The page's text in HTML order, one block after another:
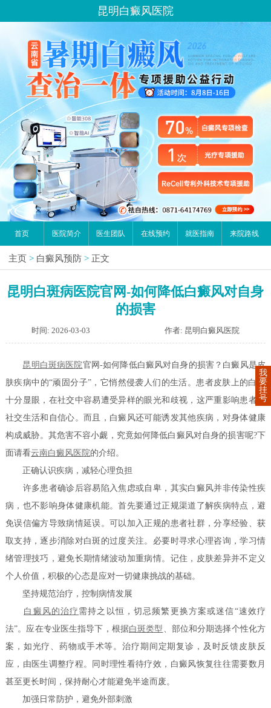
昆明白癜风医院
首页 医院简介 医生团队 在线预约 就医指南 来院路线
主页 > 白癜风预防 > 正文
昆明白斑病医院官网-如何降低白癜风对自身
的损害
时间: 2026-03-03 作者: 昆明白癜风医院
昆明白斑病医院官网-如何降低白癜风对自身的损害？白癜风是皮
肤疾病中的“顽固分子”，它悄然侵袭人们的生活。患者皮肤上的白斑
十分显眼，在社交中容易遭受异样的眼光和歧视，这严重影响患者的
社交生活和自信心。而且，白癜风还可能诱发其他疾病，对身体健康
构成威胁。其危害不容小觑，究竟如何降低白癜风对自身的损害呢?下
面请看云南白癜风医院的介绍。
正确认识疾病，减轻心理负担
许多患者确诊后容易陷入焦虑或自卑，其实白癜风并非传染性疾
病，也不影响身体健康机能。首先要通过正规渠道了解疾病特点，避
免误信偏方导致病情延误。可以加入正规的患者社群，分享经验、获
取支持，逐步消除对白斑的过度关注。必要时寻求心理咨询，学习情
绪管理技巧，避免长期情绪波动加重病情。记住，皮肤差异并不定义
个人价值，积极的心态是应对一切健康挑战的基础。
坚持规范治疗，控制病情发展
白癜风的治疗 需持之以恒，切忌频繁更换方案或迷信“速效疗
法”。应在专业医生指导下，根据白斑类型 、部位和分期选择个性化方
案，如光疗、药物或手术等。治疗期间定期复诊，及时反馈皮肤反
应，由医生调整疗程。同时理性看待疗效，白癜风恢复往往需要数月
甚至更长时间，保持耐心才能避免半途而废。
加强日常防护，避免外部刺激
我
要
挂
号